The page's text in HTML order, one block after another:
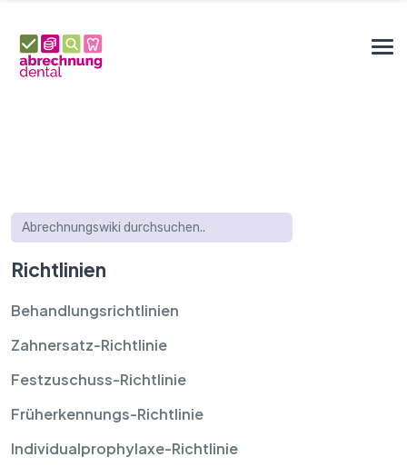
Richtlinien
Behandlungsrichtlinien
Zahnersatz-Richtlinie
Festzuschuss-Richtlinie
Früherkennungs-Richtlinie
Individualprophylaxe-Richtlinie